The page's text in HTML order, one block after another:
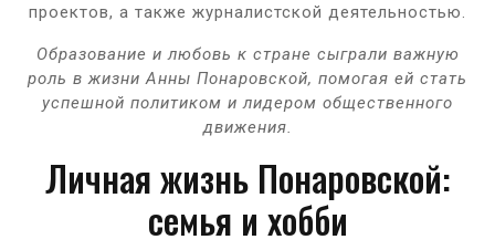
проектов, а также журналистской деятельностью.
Образование и любовь к стране сыграли важную
роль в жизни Анны Понаровской, помогая ей стать
успешной политиком и лидером общественного
движения.
Личная жизнь Понаровской:
семья и хобби